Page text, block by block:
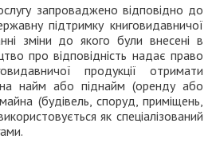
запроваджено відповідно до
підтримку книговидавничої
зміни до якого були внесені в
про відповідність надає право
продукції отримати
найм або піднайм (оренду або
(будівель, споруд, приміщень,
як спеціалізований